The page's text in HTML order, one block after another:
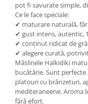
pot fi savurate simple,
Ce le face speciale:
✔ maturare naturală,
✔ gust intens, autentic,
✔ conținut ridicat de
✔ alegere curată,
Măslinele Halkidiki
bucătărie. Sunt
platouri cu brânzeturi,
mediteraneene. Aroma
fără efort.